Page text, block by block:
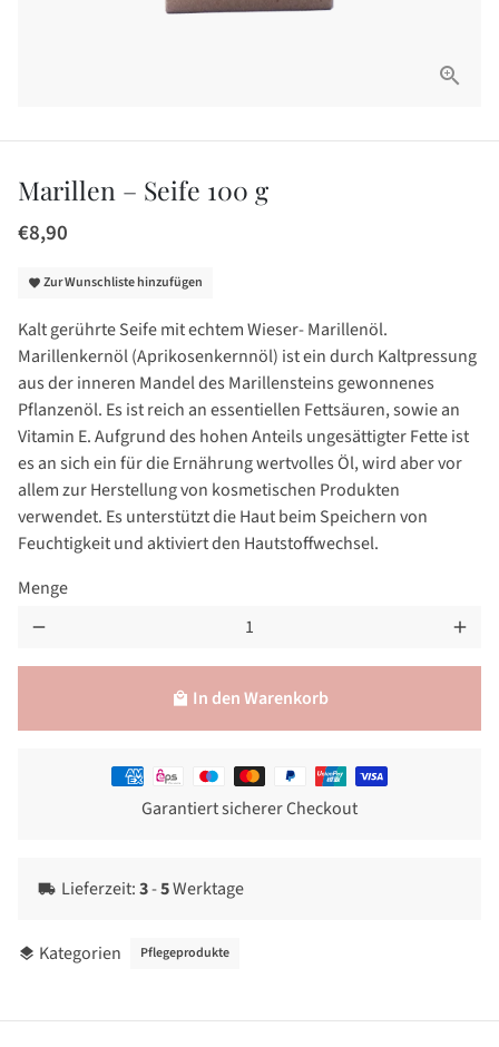
Marillen – Seife 100 g
€8,90
favorite Zur Wunschliste hinzufügen
Kalt gerührte Seife mit echtem Wieser- Marillenöl.
Marillenkernöl (Aprikosenkernnöl) ist ein durch Kaltpressung
aus der inneren Mandel des Marillensteins gewonnenes
Pflanzenöl. Es ist reich an essentiellen Fettsäuren, sowie an
Vitamin E. Aufgrund des hohen Anteils ungesättigter Fette ist
es an sich ein für die Ernährung wertvolles Öl, wird aber vor
allem zur Herstellung von kosmetischen Produkten
verwendet. Es unterstützt die Haut beim Speichern von
Feuchtigkeit und aktiviert den Hautstoffwechsel.
Menge
remove add
local_mall In den Warenkorb
Garantiert sicherer Checkout
Zahlungsmethoden
local_shipping Lieferzeit:3-5Werktage
layers Kategorien Pflegeprodukte